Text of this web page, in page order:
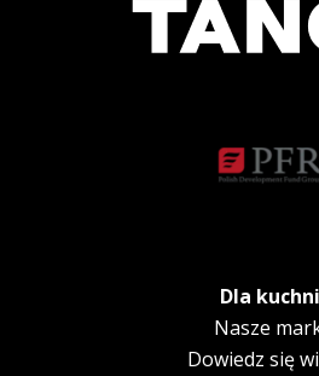
Dla kuchni
Nasze
Dowiedz się